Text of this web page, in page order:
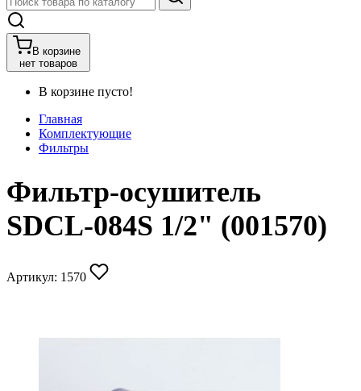
В корзине
нет товаров
В корзине пусто!
Главная
Комплектующие
Фильтры
Фильтр-осушитель
SDCL-084S 1/2" (001570)
Артикул: 1570